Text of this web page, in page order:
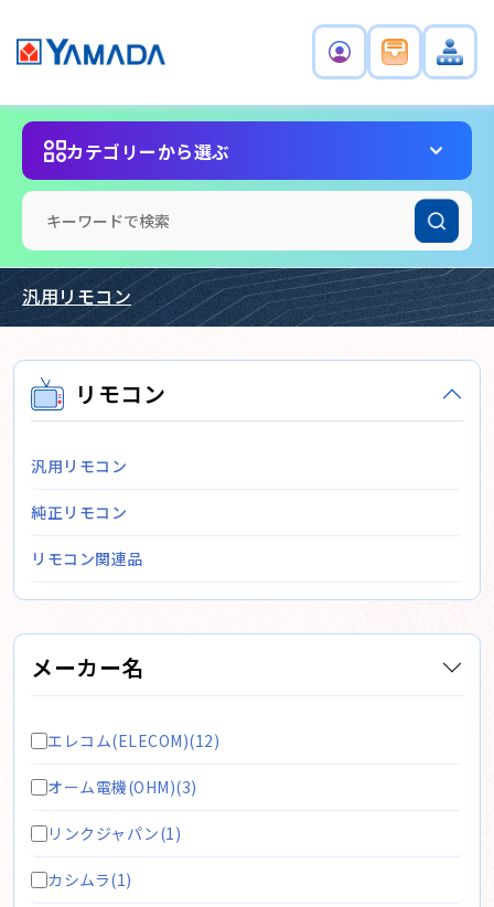
カテゴリーから選ぶ
汎用リモコン
リモコン
汎用リモコン
純正リモコン
リモコン関連品
メーカー名
エレコム(ELECOM)(12)
オーム電機(OHM)(3)
リンクジャパン(1)
カシムラ(1)